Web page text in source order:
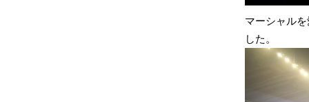
マーシャル
した。